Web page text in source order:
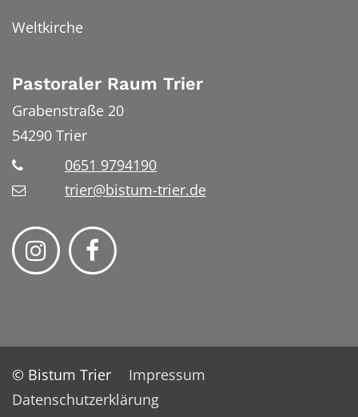
Weltkirche
Pastoraler Raum Trier
Grabenstraße 20
54290 Trier
0651 9794190
trier@bistum-trier.de
© Bistum Trier
Impressum
Datenschutzerklärung